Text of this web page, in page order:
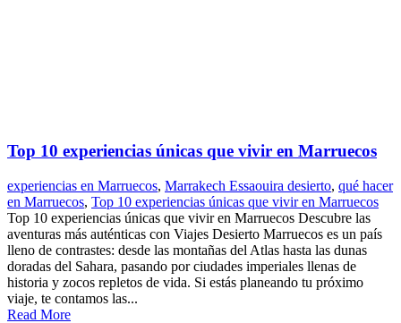
Top 10 experiencias únicas que vivir en Marruecos
experiencias en Marruecos, Marrakech Essaouira desierto, qué hacer
en Marruecos, Top 10 experiencias únicas que vivir en Marruecos
Top 10 experiencias únicas que vivir en Marruecos Descubre las
aventuras más auténticas con Viajes Desierto Marruecos es un país
lleno de contrastes: desde las montañas del Atlas hasta las dunas
doradas del Sahara, pasando por ciudades imperiales llenas de
historia y zocos repletos de vida. Si estás planeando tu próximo
viaje, te contamos las...
Read More